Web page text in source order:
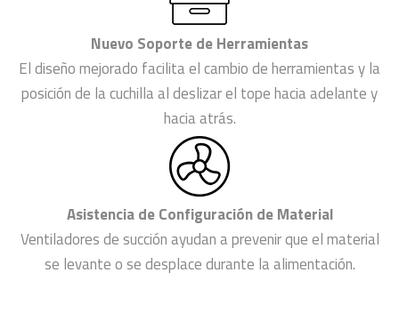
Nuevo Soporte de Herramientas
El diseño mejorado facilita el cambio de herramientas y la
posición de la cuchilla al deslizar el tope hacia adelante y
hacia atrás.
Asistencia de Configuración de Material
Ventiladores de succión ayudan a prevenir que el material
se levante o se desplace durante la alimentación.